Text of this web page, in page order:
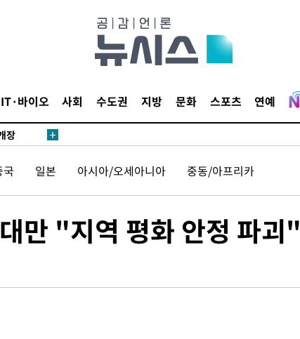
IT·바이오 사회 수도권 지방 문화 스포츠 연예
수수색
등 9곳
장
에서 두차
망
수수색
국 일본 아시아/오세아니아 중동/아프리카
만 "지역 평화 안정 파괴"